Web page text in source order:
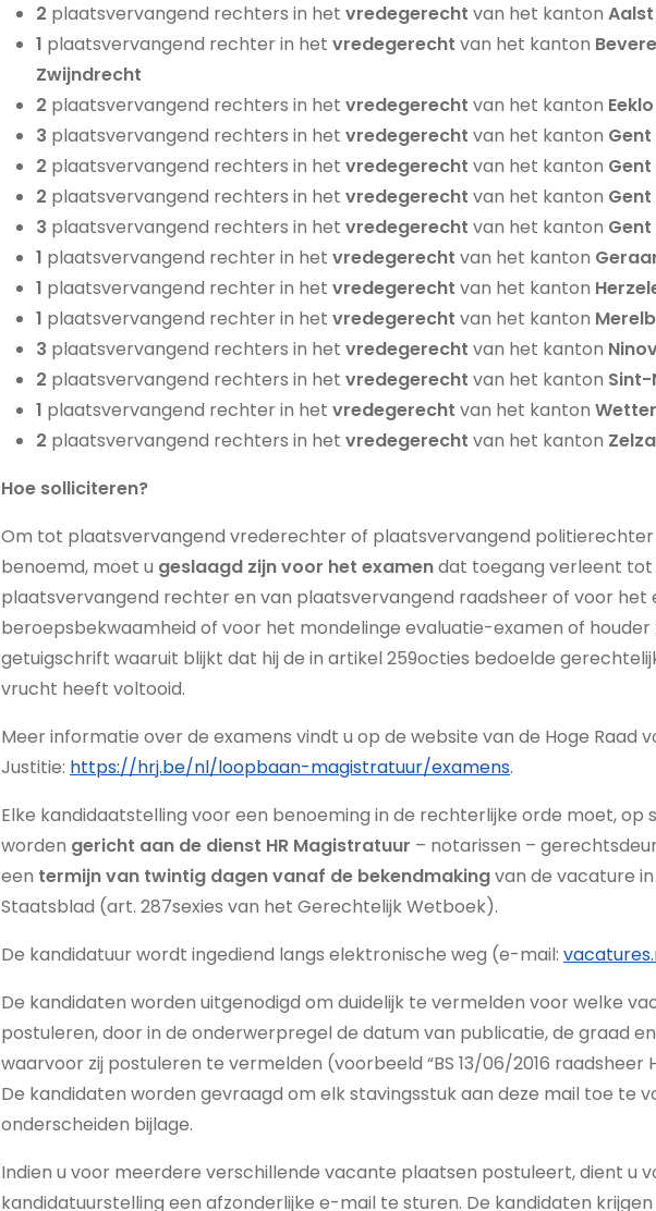
2 plaatsvervangend rechters in het vredegerecht van het kanton Aalst
1 plaatsvervangend rechter in het vredegerecht van het kanton
Zwijndrecht
2 plaatsvervangend rechters in het vredegerecht van het kanton Eeklo
3 plaatsvervangend rechters in het vredegerecht van het kanton Gent
2 plaatsvervangend rechters in het vredegerecht van het kanton Gent
2 plaatsvervangend rechters in het vredegerecht van het kanton Gent
3 plaatsvervangend rechters in het vredegerecht van het kanton Gent
1 plaatsvervangend rechter in het vredegerecht van het kanton
1 plaatsvervangend rechter in het vredegerecht van het kanton
1 plaatsvervangend rechter in het vredegerecht van het kanton
3 plaatsvervangend rechters in het vredegerecht van het kanton
2 plaatsvervangend rechters in het vredegerecht van het kanton Sint-
1 plaatsvervangend rechter in het vredegerecht van het kanton
2 plaatsvervangend rechters in het vredegerecht van het kanton
Hoe solliciteren?
Om tot plaatsvervangend vrederechter of plaatsvervangend
benoemd, moet u geslaagd zijn voor het examendat toegang verleent
plaatsvervangend rechter en van plaatsvervangend raadsheer of voor het
beroepsbekwaamheid of voor het mondelinge evaluatie-examen of houder
getuigschrift waaruit blijkt dat hij de in artikel 259octies bedoelde
vrucht heeft voltooid.
Meer informatie over de examens vindt u op de website van de Hoge Raad
Justitie: https://hrj.be/nl/loopbaan-magistratuur/examens.
Elke kandidaatstelling voor een benoeming in de rechterlijke orde moet, op
worden gericht aan de dienst HR Magistratuur – notarissen –
een termijn van twintig dagen vanaf de bekendmakingvan de vacature
Staatsblad (art. 287sexies van het Gerechtelijk Wetboek).
De kandidatuur wordt ingediend langs elektronische weg (e-mail:
De kandidaten worden uitgenodigd om duidelijk te vermelden voor welke
postuleren, door in de onderwerpregel de datum van publicatie, de graad
waarvoor zij postuleren te vermelden (voorbeeld “BS 13/06/2016 raadsheer
De kandidaten worden gevraagd om elk stavingsstuk aan deze mail toe te
onderscheiden bijlage.
Indien u voor meerdere verschillende vacante plaatsen postuleert, dient u
kandidatuurstelling een afzonderlijke e-mail te sturen. De kandidaten